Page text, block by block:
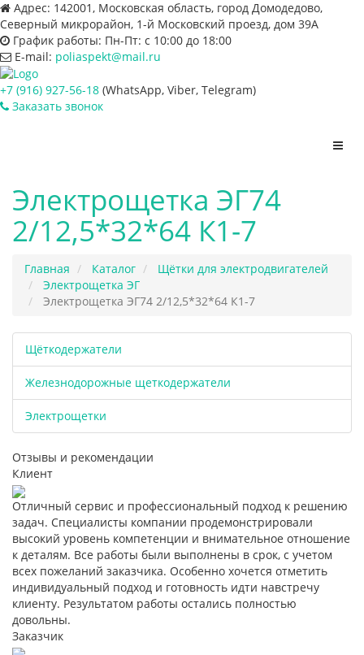
Адрес: 142001, Московская область, город Домодедово,
Северный микрорайон, 1-й Московский проезд, дом 39А
График работы: Пн-Пт: с 10:00 до 18:00
E-mail: poliaspekt@mail.ru
+7 (916) 927-56-18 (WhatsApp, Viber, Telegram)
Заказать звонок
Электрощетка ЭГ74
2/12,5*32*64 К1-7
Главная Каталог
Щётки для электродвигателей
Электрощетка ЭГ
Электрощетка ЭГ74 2/12,5*32*64 К1-7
Щёткодержатели
Железнодорожные щеткодержатели
Электрощетки
Отзывы и рекомендации
Клиент
Отличный сервис и профессиональный подход к решению
задач. Специалисты компании продемонстрировали
высокий уровень компетенции и внимательное отношение
к деталям. Все работы были выполнены в срок, с учетом
всех пожеланий заказчика. Особенно хочется отметить
индивидуальный подход и готовность идти навстречу
клиенту. Результатом работы остались полностью
довольны.
Заказчик